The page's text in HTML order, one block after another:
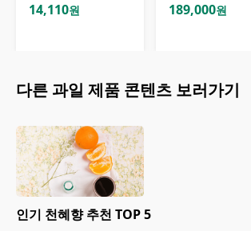
14,110원
189,000원
다른 과일 제품 콘텐츠 보러가기
인기 천혜향 추천 TOP 5